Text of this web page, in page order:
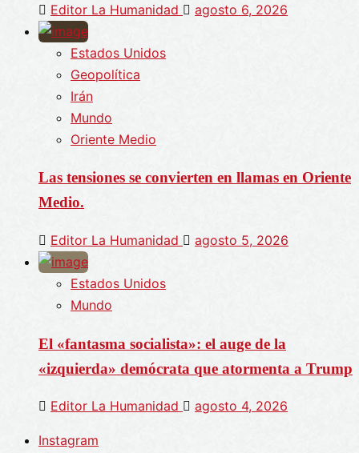
Editor La Humanidad agosto 6, 2026
Estados Unidos
Geopolítica
Irán
Mundo
Oriente Medio
Las tensiones se convierten en llamas en Oriente
Medio.
Editor La Humanidad agosto 5, 2026
Estados Unidos
Mundo
El «fantasma socialista»: el auge de la
«izquierda» demócrata que atormenta a Trump
Editor La Humanidad agosto 4, 2026
Instagram